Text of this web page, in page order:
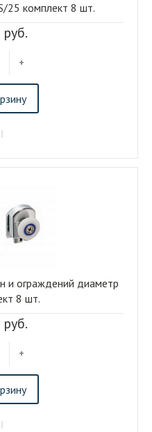
+
25 комплект 8 шт.
+
и ограждений диаметр
8 шт.